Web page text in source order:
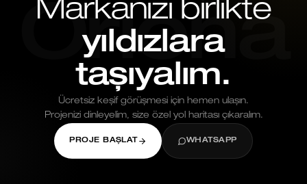
Oriona
Markanızı birlikte
yıldızlara
taşıyalım.
Ücretsiz keşif görüşmesi için hemen ulaşın.
Projenizi dinleyelim, size özel yol haritası çıkaralım.
PROJE BAŞLAT WHATSAPP